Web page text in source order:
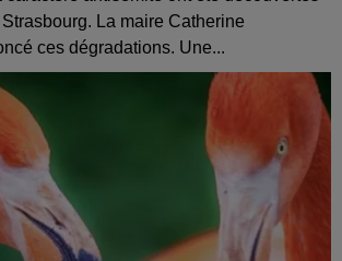
La maire Catherine
ces dégradations. Une...